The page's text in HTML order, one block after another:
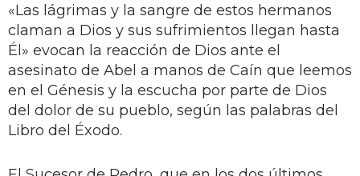
«Las lágrimas y la sangre de estos hermanos
claman a Dios y sus sufrimientos llegan hasta
Él» evocan la reacción de Dios ante el
asesinato de Abel a manos de Caín que leemos
en el Génesis y la escucha por parte de Dios
del dolor de su pueblo, según las palabras del
Libro del Éxodo.